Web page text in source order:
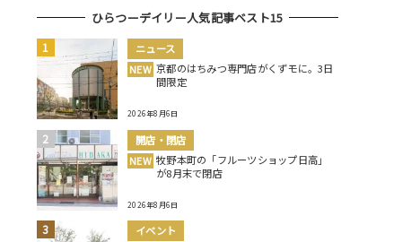
ひらつーデイリー人気記事ベスト15
ニュース
NEW 京都のはちみつ専門店がくずモに。3日
間限定
2026年8月6日
開店・閉店
NEW 牧野本町の「フルーツショップ日高」
が8月末で閉店
2026年8月6日
イベント